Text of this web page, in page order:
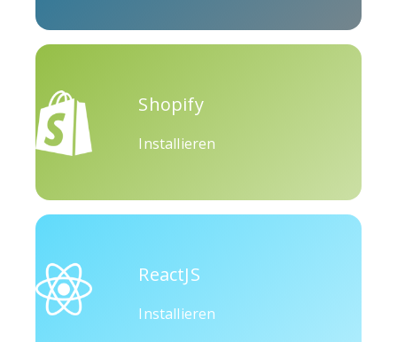
Shopify
Installieren
ReactJS
Installieren